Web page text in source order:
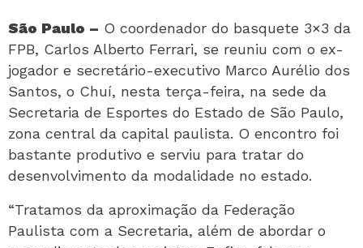
São Paulo – O coordenador do basquete 3×3 da
FPB, Carlos Alberto Ferrari, se reuniu com o ex-
jogador e secretário-executivo Marco Aurélio dos
Santos, o Chuí, nesta terça-feira, na sede da
Secretaria de Esportes do Estado de São Paulo,
zona central da capital paulista. O encontro foi
bastante produtivo e serviu para tratar do
desenvolvimento da modalidade no estado.
“Tratamos da aproximação da Federação
Paulista com a Secretaria, além de abordar o